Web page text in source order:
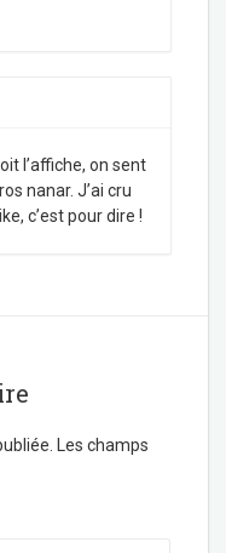
l’affiche, on sent
nanar. J’ai cru
c’est pour dire !
Les champs